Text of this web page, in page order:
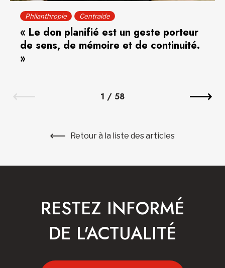
Philanthropie Centraide
« Le don planifié est un geste porteur
de sens, de mémoire et de continuité.
»
1 / 58
Retour à la liste des articles
RESTEZ INFORMÉ
DE L'ACTUALITÉ